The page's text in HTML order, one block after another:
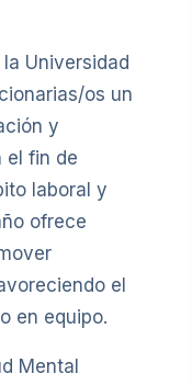
Universidad
os un
y
el fin de
laboral y
ofrece
el
en equipo.
Mental